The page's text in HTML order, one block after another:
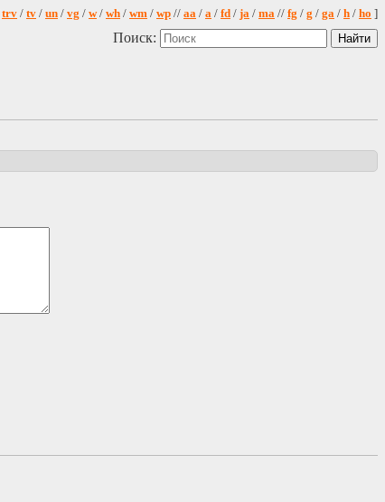
trv / tv / un / vg / w/ wh / wm / wp // aa / a / fd / ja / ma // fg / g / ga / h / ho ]
Поиск: